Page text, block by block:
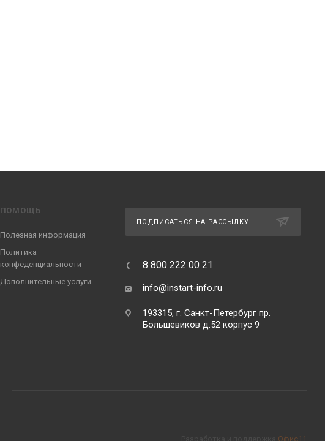
ПОМОЩЬ
Полезная информация
Политика
конфеденциальности
Дополнительные услуги
ПОДПИСАТЬСЯ НА РАССЫЛКУ
8 800 222 00 21
info@instart-info.ru
193315, г. Санкт-Петербург пр.
Большевиков д.52 корпус 9
Офис11